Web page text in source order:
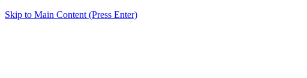
Skip to Main Content (Press Enter)